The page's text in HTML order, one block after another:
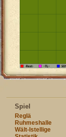
Spiel
Reglä
Ruhmeshalle
Wält-Istellige